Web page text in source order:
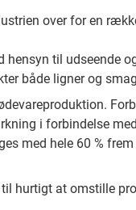
over for en
hensyn til udseende
både ligner og
i forbindelse
med hele 60 %
hurtigt at omstille